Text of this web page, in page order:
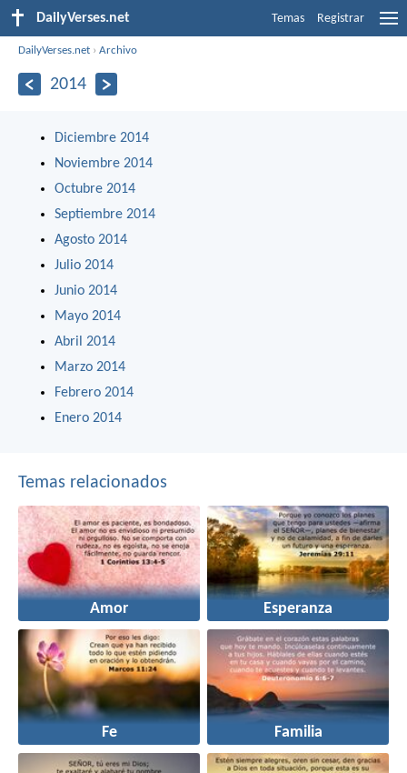
DailyVerses.net Temas Registrar
DailyVerses.net ›Archivo
2014
Diciembre 2014
Noviembre 2014
Octubre 2014
Septiembre 2014
Agosto 2014
Julio 2014
Junio 2014
Mayo 2014
Abril 2014
Marzo 2014
Febrero 2014
Enero 2014
Temas relacionados
Amor Esperanza
Fe Familia